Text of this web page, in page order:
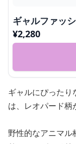
ギャルファッ
¥2,280
ギャルにぴったり
は、レオパード柄
野性的なアニマル